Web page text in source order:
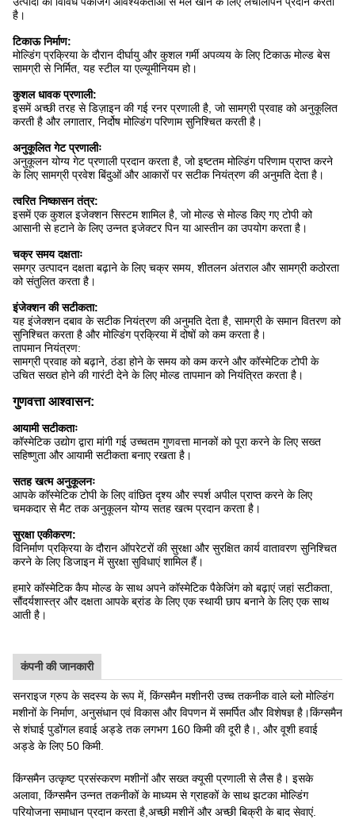
है।
टिकाऊ निर्माण:
मोल्डिंग प्रक्रिया के दौरान दीर्घायु और कुशल गर्मी अपव्यय के लिए टिकाऊ मोल्ड बेस
सामग्री से निर्मित, यह स्टील या एल्यूमीनियम हो।
कुशल धावक प्रणाली:
इसमें अच्छी तरह से डिज़ाइन की गई रनर प्रणाली है, जो सामग्री प्रवाह को अनुकूलित
करती है और लगातार, निर्दोष मोल्डिंग परिणाम सुनिश्चित करती है।
अनुकूलित गेट प्रणालीः
अनुकूलन योग्य गेट प्रणाली प्रदान करता है, जो इष्टतम मोल्डिंग परिणाम प्राप्त करने
के लिए सामग्री प्रवेश बिंदुओं और आकारों पर सटीक नियंत्रण की अनुमति देता है।
त्वरित निष्कासन तंत्र:
इसमें एक कुशल इजेक्शन सिस्टम शामिल है, जो मोल्ड से मोल्ड किए गए टोपी को
आसानी से हटाने के लिए उन्नत इजेक्टर पिन या आस्तीन का उपयोग करता है।
चक्र समय दक्षताः
समग्र उत्पादन दक्षता बढ़ाने के लिए चक्र समय, शीतलन अंतराल और सामग्री कठोरता
को संतुलित करता है।
इंजेक्शन की सटीकता:
यह इंजेक्शन दबाव के सटीक नियंत्रण की अनुमति देता है, सामग्री के समान वितरण को
सुनिश्चित करता है और मोल्डिंग प्रक्रिया में दोषों को कम करता है।
तापमान नियंत्रण:
सामग्री प्रवाह को बढ़ाने, ठंडा होने के समय को कम करने और कॉस्मेटिक टोपी के
उचित सख्त होने की गारंटी देने के लिए मोल्ड तापमान को नियंत्रित करता है।
गुणवत्ता आश्वासन:
आयामी सटीकताः
कॉस्मेटिक उद्योग द्वारा मांगी गई उच्चतम गुणवत्ता मानकों को पूरा करने के लिए सख्त
सहिष्णुता और आयामी सटीकता बनाए रखता है।
सतह खत्म अनुकूलनः
आपके कॉस्मेटिक टोपी के लिए वांछित दृश्य और स्पर्श अपील प्राप्त करने के लिए
चमकदार से मैट तक अनुकूलन योग्य सतह खत्म प्रदान करता है।
सुरक्षा एकीकरण:
विनिर्माण प्रक्रिया के दौरान ऑपरेटरों की सुरक्षा और सुरक्षित कार्य वातावरण सुनिश्चित
करने के लिए डिजाइन में सुरक्षा सुविधाएं शामिल हैं।
हमारे कॉस्मेटिक कैप मोल्ड के साथ अपने कॉस्मेटिक पैकेजिंग को बढ़ाएं जहां सटीकता,
सौंदर्यशास्त्र और दक्षता आपके ब्रांड के लिए एक स्थायी छाप बनाने के लिए एक साथ
आती है।
कंपनी की जानकारी
सनराइज ग्रुप के सदस्य के रूप में, किंग्समैन मशीनरी उच्च तकनीक वाले ब्लो मोल्डिंग
मशीनों के निर्माण, अनुसंधान एवं विकास और विपणन में समर्पित और विशेषज्ञ है।किंग्समैन
से शंघाई पुडोंगल हवाई अड्डे तक लगभग 160 किमी की दूरी है।, और वूशी हवाई
किंग्समैन उत्कृष्ट प्रसंस्करण मशीनों और सख्त क्यूसी प्रणाली से लैस है। इसके
अलावा, किंग्समैन उन्नत तकनीकों के माध्यम से ग्राहकों के साथ झटका मोल्डिंग